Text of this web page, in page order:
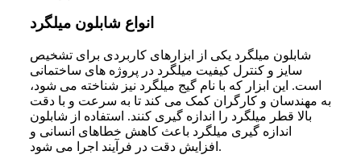
انواع شابلون میلگرد
شابلون میلگرد یکی از ابزارهای کاربردی برای تشخیص
سایز و کنترل کیفیت میلگرد در پروژه های ساختمانی
است. این ابزار که با نام گیج میلگرد نیز شناخته می شود،
به مهندسان و کارگران کمک می کند تا به سرعت و با دقت
بالا قطر میلگرد را اندازه گیری کنند. استفاده از شابلون
اندازه گیری میلگرد باعث کاهش خطاهای انسانی و
افزایش دقت در فرآیند اجرا می شود.